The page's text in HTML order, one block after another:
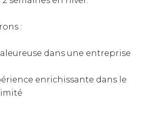
:
dans une entreprise
enrichissante dans le